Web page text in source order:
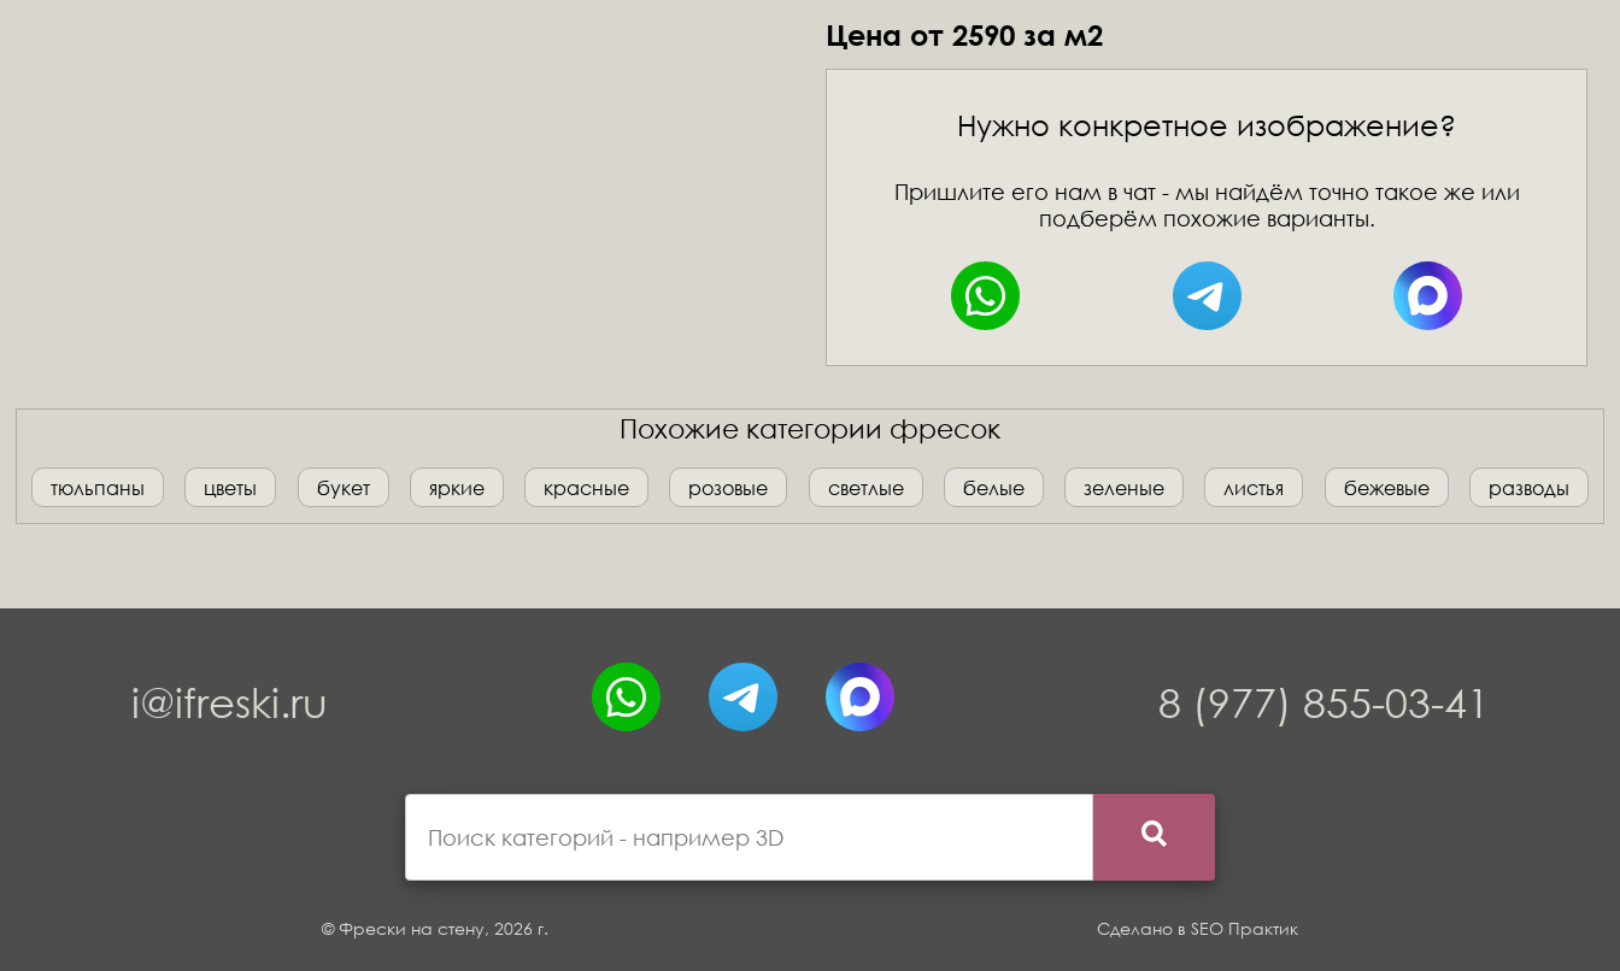
Цена от 2590 за м2
Нужно конкретное изображение?
Пришлите его нам в чат - мы найдём точно такое же или
подберём похожие варианты.
Похожие категории фресок
тюльпаны цветы букет яркие красные розовые светлые белые зеленые листья бежевые разводы
i@ifreski.ru 8 (977) 855-03-41
© Фрески на стену, 2026 г. Сделано в SEO Практик